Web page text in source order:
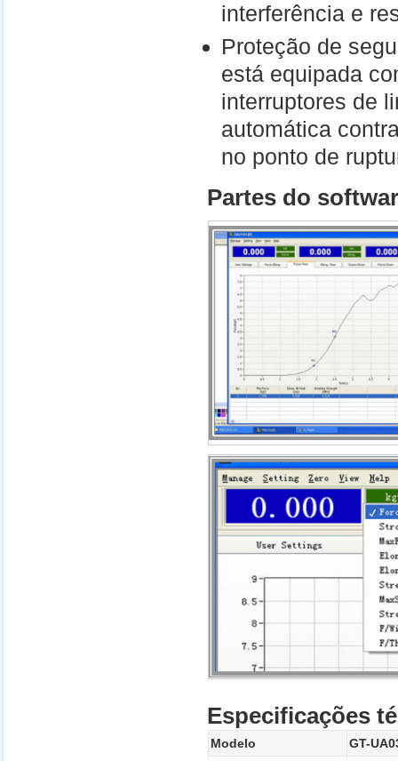
interferência e
Proteção de
está equipada
interruptores de
automática
no ponto de
Partes do
Especificações
Modelo GT-